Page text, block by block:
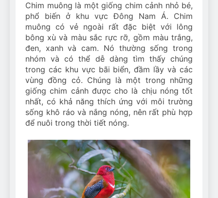
Chim muông là một giống chim cảnh nhỏ bé,
phổ biến ở khu vực Đông Nam Á. Chim
muông có vẻ ngoài rất đặc biệt với lông
bông xù và màu sắc rực rỡ, gồm màu trắng,
đen, xanh và cam. Nó thường sống trong
nhóm và có thể dễ dàng tìm thấy chúng
trong các khu vực bãi biển, đầm lầy và các
vùng đồng cỏ. Chúng là một trong những
giống chim cảnh được cho là chịu nóng tốt
nhất, có khả năng thích ứng với môi trường
sống khô ráo và nắng nóng, nên rất phù hợp
để nuôi trong thời tiết nóng.